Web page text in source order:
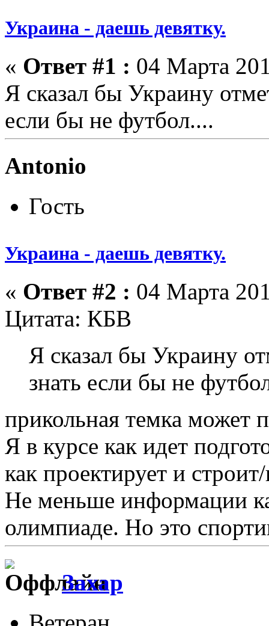
Украина - даешь девятку.
« Ответ #1 : 04 Марта
Я сказал бы Украину
если бы не футбол....
Antonio
Гость
Украина - даешь девятку.
« Ответ #2 : 04 Марта
Цитата: КБВ
Я сказал бы Украину
знать если бы не
прикольная темка может
Я в курсе как идет
как проектирует и
Не меньше информации
олимпиаде. Но это
Захар